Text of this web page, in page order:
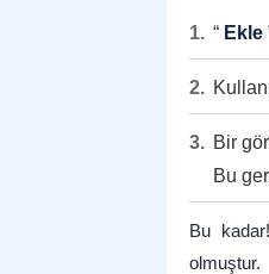
“ Ekle
Bir
Bu
Bu
olmuştur.